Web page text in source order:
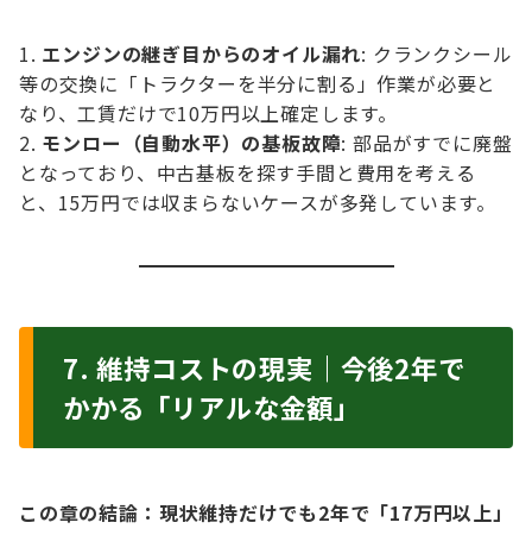
エンジンの継ぎ目からのオイル漏れ: クランクシール
等の交換に「トラクターを半分に割る」作業が必要と
なり、工賃だけで10万円以上確定します。
モンロー（自動水平）の基板故障: 部品がすでに廃盤
となっており、中古基板を探す手間と費用を考える
と、15万円では収まらないケースが多発しています。
7. 維持コストの現実｜今後2年で
かかる「リアルな金額」
この章の結論：現状維持だけでも2年で「17万円以上」